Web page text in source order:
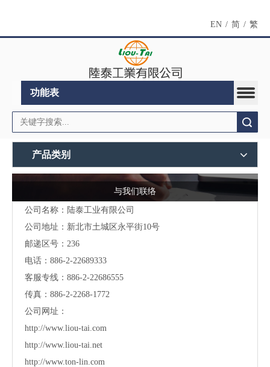
EN / 简 / 繁
功能表
产品类别
与我们联络
公司名称：陆泰工业有限公司
公司地址： 新北市土城区永平街10号
邮递区号：236
电话：886-2-22689333
客服专线：886-2-22686555
传真：886-2-2268-1772
公司网址：
http://www.liou-tai.com
http://www.liou-tai.net
http://www.ton-lin.com